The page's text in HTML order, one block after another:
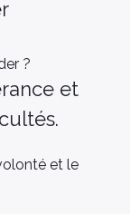
?
et
et le